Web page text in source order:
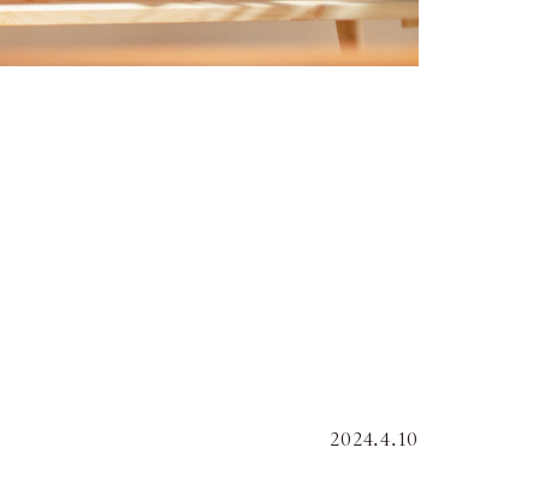
2024.4.10